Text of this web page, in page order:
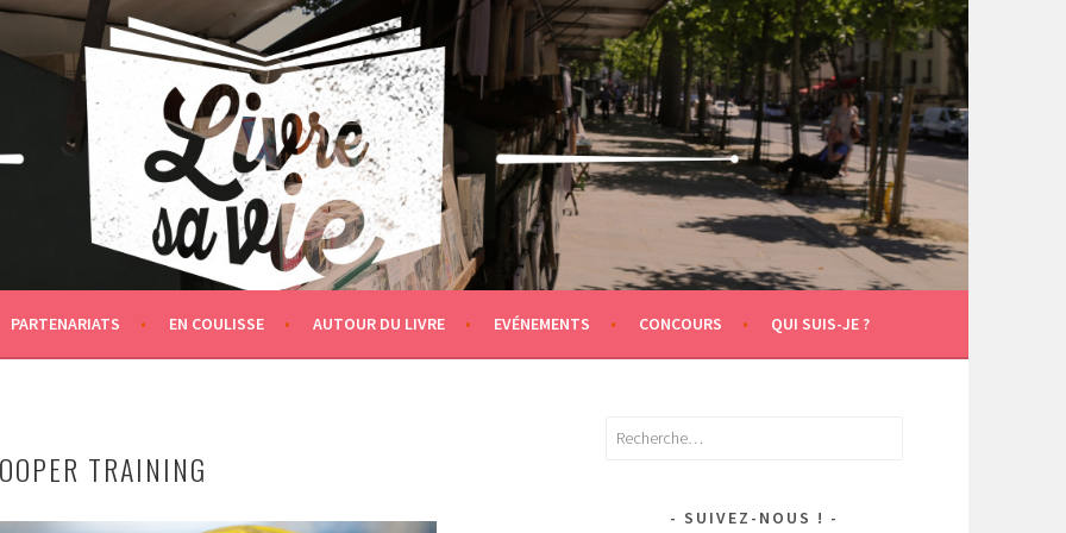
PARTENARIATS EN COULISSE AUTOUR DU LIVRE EVÉNEMENTS CONCOURS QUI SUIS-JE ?
TRAINING
Rechercher :
SUIVEZ-NOUS !